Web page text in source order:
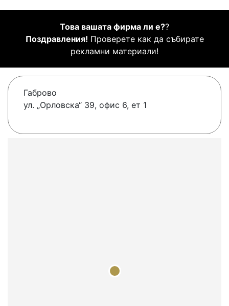
Това вашата фирма ли е??
Поздравления! Проверете как да събирате
рекламни материали!
Габрово
ул. „Орловска“ 39, офис 6, ет 1